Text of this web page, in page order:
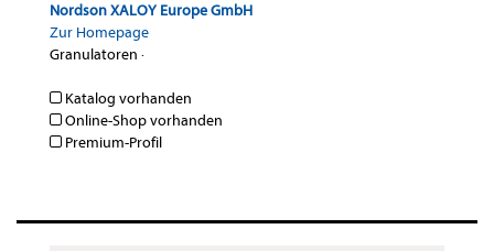
Nordson XALOY Europe GmbH
Zur Homepage
Granulatoren ·
Katalog vorhanden
Online-Shop vorhanden
Premium-Profil